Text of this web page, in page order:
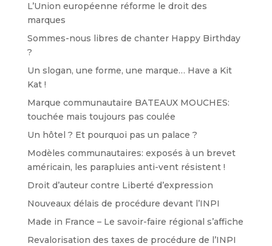
L’Union européenne réforme le droit des
marques
Sommes-nous libres de chanter Happy Birthday
?
Un slogan, une forme, une marque… Have a Kit
Kat !
Marque communautaire BATEAUX MOUCHES:
touchée mais toujours pas coulée
Un hôtel ? Et pourquoi pas un palace ?
Modèles communautaires: exposés à un brevet
américain, les parapluies anti-vent résistent !
Droit d’auteur contre Liberté d’expression
Nouveaux délais de procédure devant l’INPI
Made in France – Le savoir-faire régional s’affiche
Revalorisation des taxes de procédure de l’INPI